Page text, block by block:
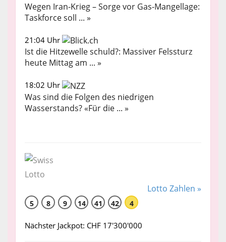
Wegen Iran-Krieg – Sorge vor Gas-Mangellage:
Taskforce soll ... »
21:04 Uhr
Ist die Hitzewelle schuld?: Massiver Felssturz
heute Mittag am ... »
18:02 Uhr
Was sind die Folgen des niedrigen
Wasserstands? «Für die ... »
Lotto Zahlen »
5 8 9 14 41 42 4
Nächster Jackpot: CHF 17'300'000